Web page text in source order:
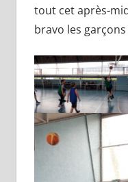
tout cet après-
bravo les garçons